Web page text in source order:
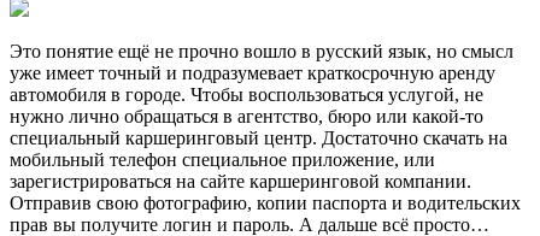
Это понятие ещё не прочно вошло в русский язык, но смысл
уже имеет точный и подразумевает краткосрочную аренду
автомобиля в городе. Чтобы воспользоваться услугой, не
нужно лично обращаться в агентство, бюро или какой-то
специальный каршеринговый центр. Достаточно скачать на
мобильный телефон специальное приложение, или
зарегистрироваться на сайте каршеринговой компании.
Отправив свою фотографию, копии паспорта и водительских
прав вы получите логин и пароль. А дальше всё просто…